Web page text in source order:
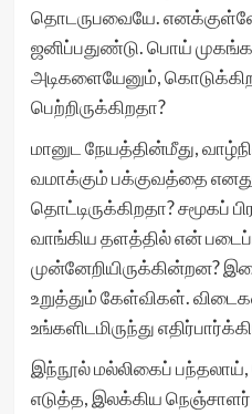
தொடருபவையே.
ஜனிப்பதுண்டு. பொய்
அடிகளையேனும்,
பெற்றிருக்கிறதா?
மானுட நேயத்தின்மீது,
வமாக்கும் பக்குவத்தை
தொட்டிருக்கிறதா? சமூகப்
வாங்கிய தளத்தில் என்
முன்னேறியிருக்கின்றன?
உறுத்தும் கேள்விகள்.
உங்களிடமிருந்து
இந்நூல் மல்லிகைப் பந்தலாய்,
எடுத்த, இலக்கிய நெஞ்சாளர்